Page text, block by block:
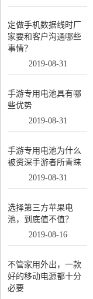
定做手机数据线时厂
家要和客户沟通哪些
事情？
2019-08-31
手游专用电池具有哪
些优势
2019-08-31
手游专用电池为什么
被资深手游者所青睐
2019-08-31
选择第三方苹果电
池，到底值不值？
2019-08-16
不管家用外出，一款
好的移动电源都十分
必要